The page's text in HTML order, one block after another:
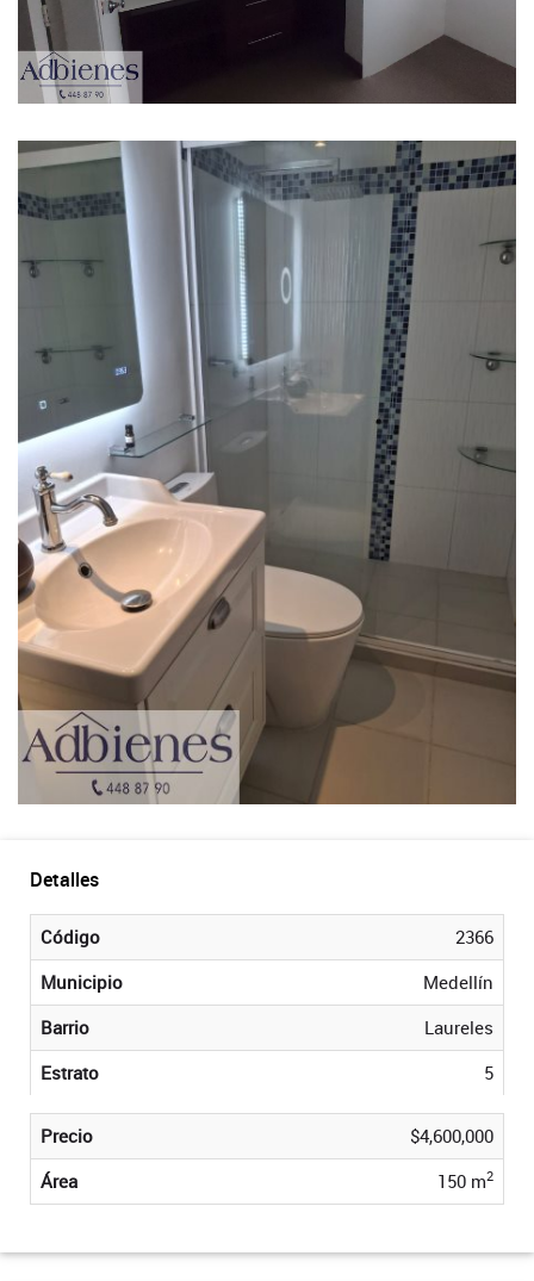
Detalles
Código
2366
Municipio
Medellín
Barrio
Laureles
Estrato
5
Precio
$4,600,000
Área
150 m2